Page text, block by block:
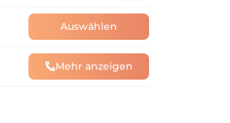
Auswählen
Mehr anzeigen